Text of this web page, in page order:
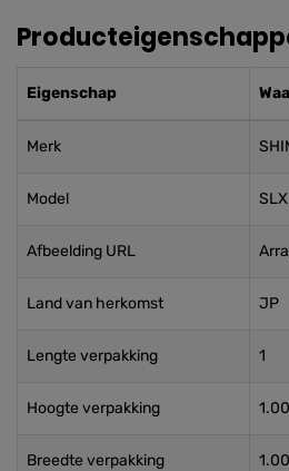
Eigenschap
Merk
Model
Afbeelding URL
Land van herkomst JP
Lengte verpakking 1
Hoogte verpakking 1.00
Breedte verpakking 1.00